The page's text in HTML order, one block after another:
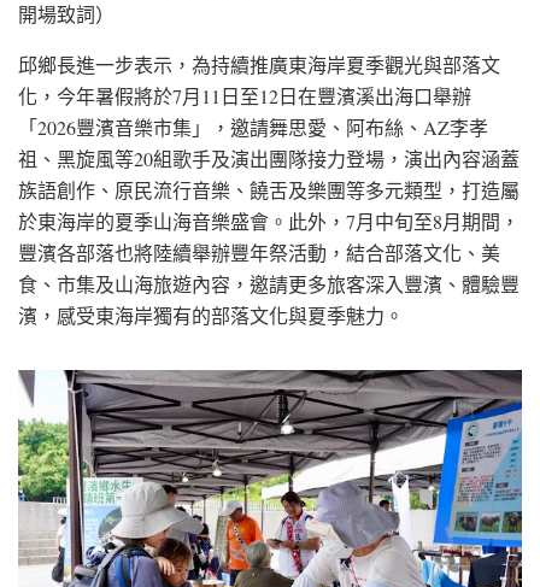
開場致詞）
邱鄉長進一步表示，為持續推廣東海岸夏季觀光與部落文
化，今年暑假將於7月11日至12日在豐濱溪出海口舉辦
「2026豐濱音樂市集」，邀請舞思愛、阿布絲、AZ李孝
祖、黑旋風等20組歌手及演出團隊接力登場，演出內容涵蓋
族語創作、原民流行音樂、饒舌及樂團等多元類型，打造屬
於東海岸的夏季山海音樂盛會。此外，7月中旬至8月期間，
豐濱各部落也將陸續舉辦豐年祭活動，結合部落文化、美
食、市集及山海旅遊內容，邀請更多旅客深入豐濱、體驗豐
濱，感受東海岸獨有的部落文化與夏季魅力。